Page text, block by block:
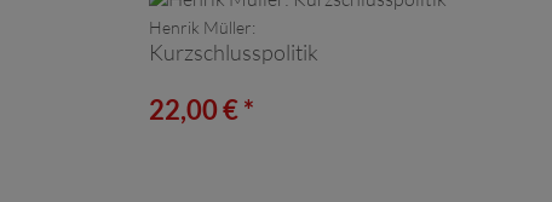
Henrik Müller:
Kurzschlusspolitik
22,00 € *